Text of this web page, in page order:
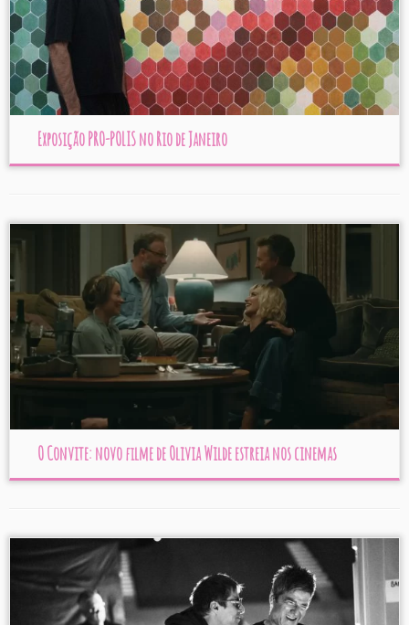
Exposição PRO-POLIS no Rio de Janeiro
O Convite: novo filme de Olivia Wilde estreia nos cinemas